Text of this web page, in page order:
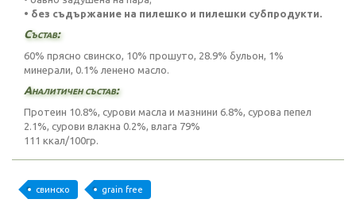
• без съдържание на пилешко и пилешки субпродукти.
Състав:
60% прясно свинско, 10% прошуто, 28.9% бульон, 1%
минерали, 0.1% ленено масло.
Аналитичен състав:
Протеин 10.8%, сурови масла и мазнини 6.8%, сурова пепел
2.1%, сурови влакна 0.2%, влага 79%
111 ккал/100гр.
свинско grain free